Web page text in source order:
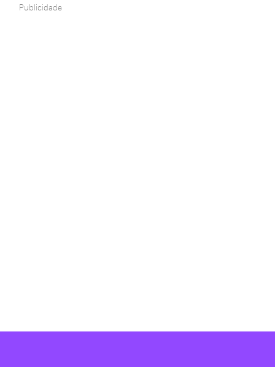
Publicidade